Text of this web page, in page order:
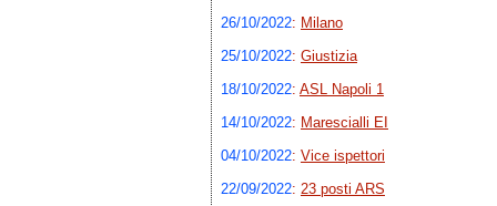
26/10/2022: Milano
25/10/2022: Giustizia
18/10/2022: ASL Napoli 1
14/10/2022: Marescialli EI
04/10/2022: Vice ispettori
22/09/2022: 23 posti ARS